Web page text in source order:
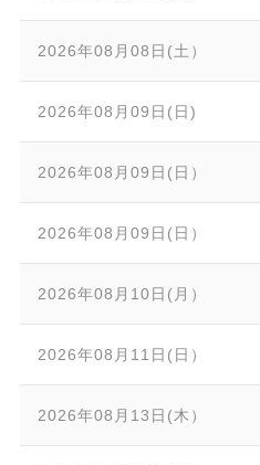
2026年08月08日(土）
2026年08月09日(日)
2026年08月09日(日）
2026年08月09日(日）
2026年08月10日(月）
2026年08月11日(日）
2026年08月13日(木）